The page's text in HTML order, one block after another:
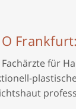
für